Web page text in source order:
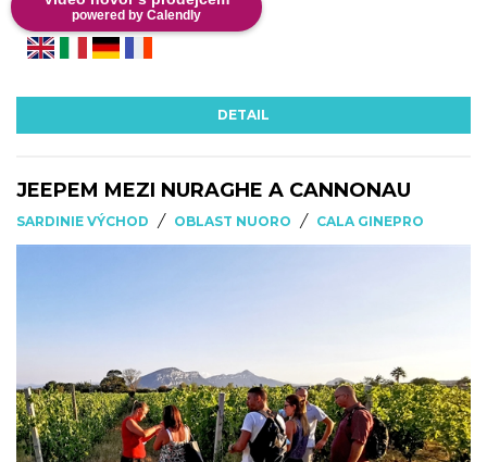
powered by Calendly
DETAIL
JEEPEM MEZI NURAGHE A CANNONAU
SARDINIE VÝCHOD / OBLAST NUORO / CALA GINEPRO